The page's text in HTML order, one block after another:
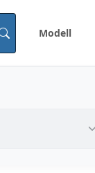
Modell